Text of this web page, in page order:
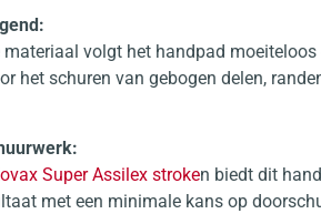
materiaal volgt het handpad
het schuren van gebogen delen,
Super Assilex stroken biedt dit
met een minimale kans op